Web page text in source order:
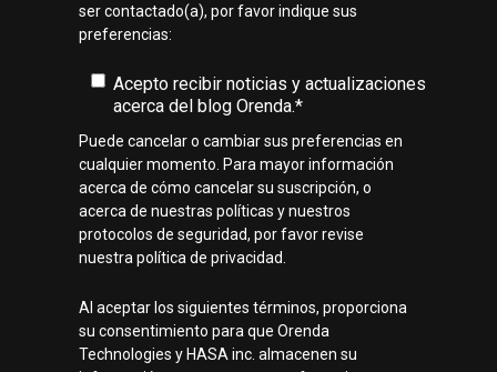
ser contactado(a), por favor indique sus
preferencias:
Acepto recibir noticias y actualizaciones
acerca del blog Orenda.*
Puede cancelar o cambiar sus preferencias en
cualquier momento. Para mayor información
acerca de cómo cancelar su suscripción, o
acerca de nuestras políticas y nuestros
protocolos de seguridad, por favor revise
nuestra política de privacidad.
Al aceptar los siguientes términos, proporciona
su consentimiento para que Orenda
Technologies y HASA inc. almacenen su